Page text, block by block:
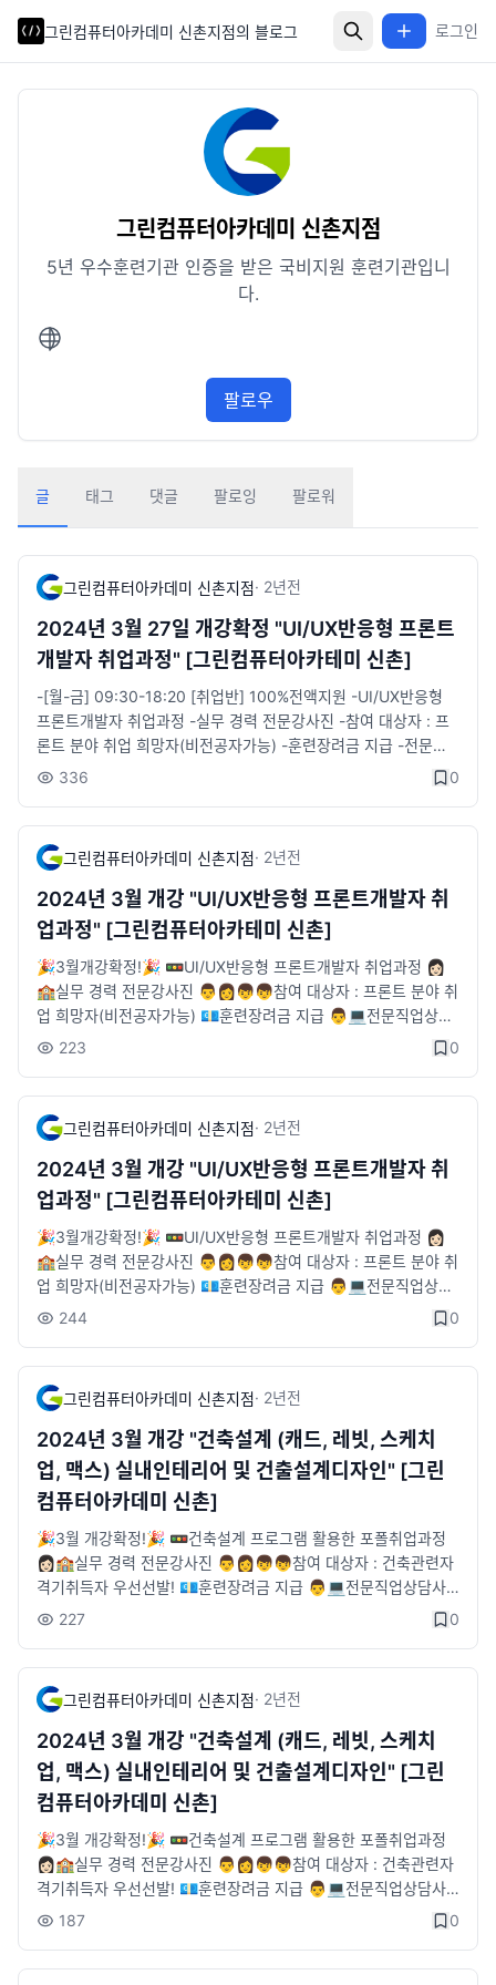
그린컴퓨터아카데미 신촌지점의 블로그 로그인
그린컴퓨터아카데미 신촌지점
5년 우수훈련기관 인증을 받은 국비지원 훈련기관입니
다.
팔로우
글 태그 댓글 팔로잉 팔로워
그린컴퓨터아카데미 신촌지점· 2년전
2024년 3월 27일 개강확정 "UI/UX반응형 프론트
개발자 취업과정" [그린컴퓨터아카테미 신촌]
-[월-금] 09:30-18:20 [취업반] 100%전액지원 -UI/UX반응형
프론트개발자 취업과정 -실무 경력 전문강사진 -참여 대상자 : 프
론트 분야 취업 희망자(비전공자가능) -훈련장려금 지급 -전문직
업상담사 취업지원 -기업체 구인정보 리스트 다수보유 -위치 : 2호
336 0
그린컴퓨터아카데미 신촌지점· 2년전
2024년 3월 개강 "UI/UX반응형 프론트개발자 취
업과정" [그린컴퓨터아카테미 신촌]
🎉3월개강확정!🎉 🚥UI/UX반응형 프론트개발자 취업과정 👩🏻
🏫실무 경력 전문강사진 👨👩👦👦참여 대상자 : 프론트 분야 취
업 희망자(비전공자가능) 💶훈련장려금 지급 👨💻전문직업상담
사 취업지원 🏦기업체 구인정보 리스트 다수보유 ✨수강을 희망
🐥신청 페이지 : https://sinchon.greenart.co.kr/servicecente
r/online_consultation
223 0
그린컴퓨터아카데미 신촌지점· 2년전
2024년 3월 개강 "UI/UX반응형 프론트개발자 취
업과정" [그린컴퓨터아카테미 신촌]
🎉3월개강확정!🎉 🚥UI/UX반응형 프론트개발자 취업과정 👩🏻
🏫실무 경력 전문강사진 👨👩👦👦참여 대상자 : 프론트 분야 취
업 희망자(비전공자가능) 💶훈련장려금 지급 👨💻전문직업상담
사 취업지원 🏦기업체 구인정보 리스트 다수보유 ✨수강을 희망
🐥신청 페이지 : https://sinchon.greenart.co.kr/servicecente
r/online_consultation
244 0
그린컴퓨터아카데미 신촌지점· 2년전
2024년 3월 개강 "건축설계 (캐드, 레빗, 스케치
업, 맥스) 실내인테리어 및 건출설계디자인" [그린
컴퓨터아카데미 신촌]
🎉3월 개강확정!🎉 🚥건축설계 프로그램 활용한 포폴취업과정
👩🏻🏫실무 경력 전문강사진 👨👩👦👦참여 대상자 : 건축관련자
격기취득자 우선선발! 💶훈련장려금 지급 👨💻전문직업상담사
취업지원 🏦기업체 구인정보 리스트 다수보유 ✨수강을 희망하
페이지 : https://sinchon.greenart.co.kr/servicecenter/onlin
e_consultation
227 0
그린컴퓨터아카데미 신촌지점· 2년전
2024년 3월 개강 "건축설계 (캐드, 레빗, 스케치
업, 맥스) 실내인테리어 및 건출설계디자인" [그린
컴퓨터아카데미 신촌]
🎉3월 개강확정!🎉 🚥건축설계 프로그램 활용한 포폴취업과정
👩🏻🏫실무 경력 전문강사진 👨👩👦👦참여 대상자 : 건축관련자
격기취득자 우선선발! 💶훈련장려금 지급 👨💻전문직업상담사
취업지원 🏦기업체 구인정보 리스트 다수보유 ✨수강을 희망하
187 0